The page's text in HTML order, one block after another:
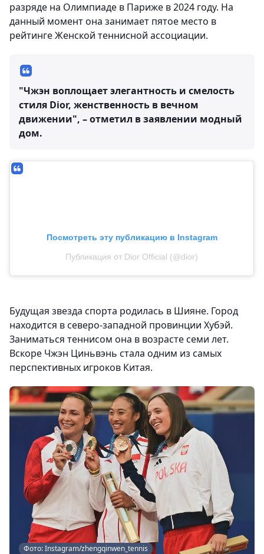
разряде на Олимпиаде в Париже в 2024 году. На
данный момент она занимает пятое место в
рейтинге Женской теннисной ассоциации.
"Чжэн воплощает элегантность и смелость
стиля Dior, женственность в вечном
движении", – отметил в заявлении модный
дом.
Посмотреть эту публикацию в Instagram
Публикация от Dior Official (@dior)
Будущая звезда спорта родилась в Шияне. Город
находится в северо-западной провинции Хубэй.
Заниматься теннисом она в возрасте семи лет.
Вскоре Чжэн Циньвэнь стала одним из самых
перспективных игроков Китая.
Фото: Instagram/zhengqinwen_tennis